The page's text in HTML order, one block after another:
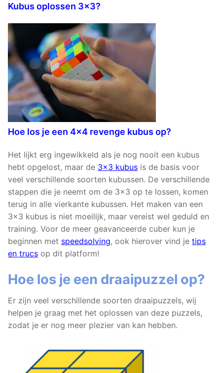
Kubus oplossen 3×3?
Hoe los je een 4×4 revenge kubus op?
Het lijkt erg ingewikkeld als je nog nooit een kubus
hebt opgelost, maar de 3×3 kubus is de basis voor
veel verschillende soorten kubussen. De verschillende
stappen die je neemt om de 3×3 op te lossen, komen
terug in alle vierkante kubussen. Het maken van een
3×3 kubus is niet moeilijk, maar vereist wel geduld en
training. Voor de meer geavanceerde cuber kun je
beginnen met speedsolving, ook hierover vind je tips
en trucs op dit platform!
Hoe los je een draaipuzzel op?
Er zijn veel verschillende soorten draaipuzzels, wij
helpen je graag met het oplossen van deze puzzels,
zodat je er nog meer plezier van kan hebben.